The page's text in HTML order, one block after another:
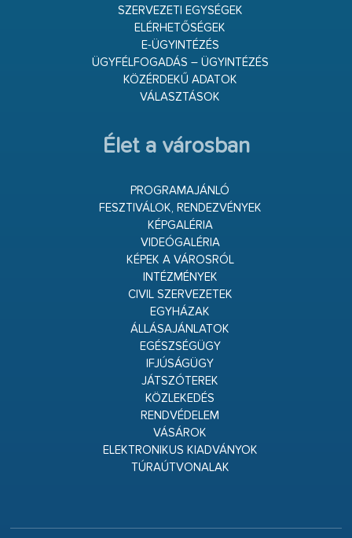
SZERVEZETI EGYSÉGEK
ELÉRHETŐSÉGEK
E-ÜGYINTÉZÉS
ÜGYFÉLFOGADÁS – ÜGYINTÉZÉS
KÖZÉRDEKŰ ADATOK
VÁLASZTÁSOK
Élet a városban
PROGRAMAJÁNLÓ
FESZTIVÁLOK, RENDEZVÉNYEK
KÉPGALÉRIA
VIDEÓGALÉRIA
KÉPEK A VÁROSRÓL
INTÉZMÉNYEK
CIVIL SZERVEZETEK
EGYHÁZAK
ÁLLÁSAJÁNLATOK
EGÉSZSÉGÜGY
IFJÚSÁGÜGY
JÁTSZÓTEREK
KÖZLEKEDÉS
RENDVÉDELEM
VÁSÁROK
ELEKTRONIKUS KIADVÁNYOK
TÚRAÚTVONALAK